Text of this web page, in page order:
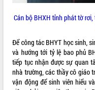
Kỳ họp thứ Hai, Hội đồng nhân dân
tỉnh khóa XI quyết nghị nhiều nội
Bí thư Tỉnh ủy Lương Nguyễn Minh
Triết thăm, tặng quà người có
cách mạng
Rà soát, hoàn thiện hệ thống thiết
văn hóa, thể thao đáp ứng yêu cầu
LIÊN KẾT WEB
Cán bộ BHXH tỉnh phát tờ
Để công tác BHYT học sinh,
và hướng tới tỷ lệ bao phủ
tiếp tục nhận được sự quan
nhà trường, các thầy cô giáo
vận động để sinh viên hiểu